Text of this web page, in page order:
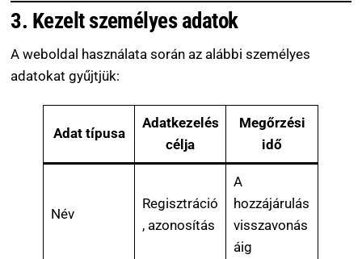
3. Kezelt személyes adatok
A weboldal használata során az alábbi személyes
adatokat gyűjtjük:
Adat típusa
Adatkezelés
célja
Megőrzési
idő
Név
Regisztráció
, azonosítás
A
hozzájárulás
visszavonás
áig